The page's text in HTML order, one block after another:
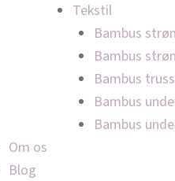
Tekstil
Bambus
Bambus
Bambus
Bambus
Bambus
Om os
Blog